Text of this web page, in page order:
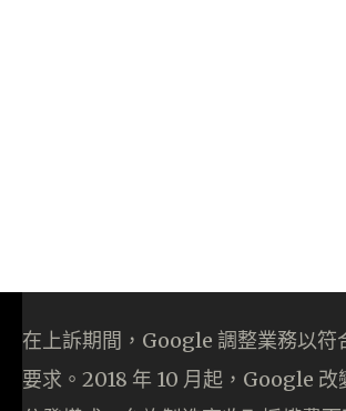
在上訴期間，Google 調整業務以符
要求。2018 年 10 月起，Google